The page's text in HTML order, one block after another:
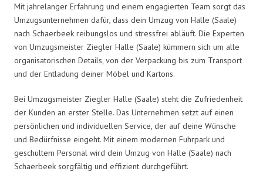
Mit jahrelanger Erfahrung und einem engagierten Team sorgt das
Umzugsunternehmen dafür, dass dein Umzug von Halle (Saale)
nach Schaerbeek reibungslos und stressfrei abläuft. Die Experten
von Umzugsmeister Ziegler Halle (Saale) kümmern sich um alle
organisatorischen Details, von der Verpackung bis zum Transport
und der Entladung deiner Möbel und Kartons.
Bei Umzugsmeister Ziegler Halle (Saale) steht die Zufriedenheit
der Kunden an erster Stelle. Das Unternehmen setzt auf einen
persönlichen und individuellen Service, der auf deine Wünsche
und Bedürfnisse eingeht. Mit einem modernen Fuhrpark und
geschultem Personal wird dein Umzug von Halle (Saale) nach
Schaerbeek sorgfältig und effizient durchgeführt.